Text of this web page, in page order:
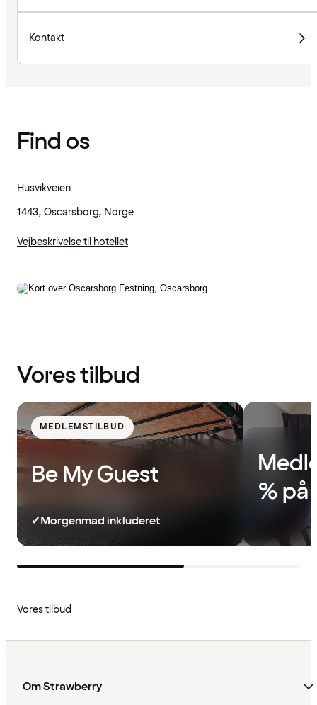
Kontakt
Find os
Husvikveien
1443, Oscarsborg, Norge
Vejbeskrivelse til hotellet
Vores tilbud
MEDLEMSTILBUD
Be My Guest
✓Morgenmad inkluderet
%
Vores tilbud
Om Strawberry